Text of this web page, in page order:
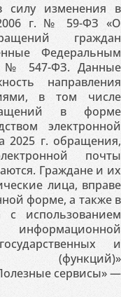
силу изменения в
г. № 59-ФЗ «О
граждан
Федеральным
№ 547-ФЗ. Данные
направления
в том числе
в форме
электронной
2025 г. обращения,
почты
Граждане и их
лица, вправе
форме, а также в
с использованием
информационной
и
(функций)»
сервисы» —